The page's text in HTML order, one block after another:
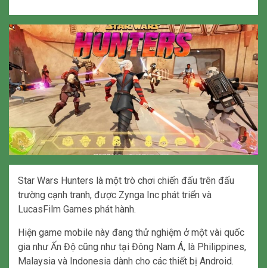
Star Wars Hunters là một trò chơi chiến đấu trên đấu
trường cạnh tranh, được Zynga Inc phát triển và
LucasFilm Games phát hành.
Hiện game mobile này đang thử nghiệm ở một vài quốc
gia như Ấn Độ cũng như tại Đông Nam Á, là Philippines,
Malaysia và Indonesia dành cho các thiết bị Android.